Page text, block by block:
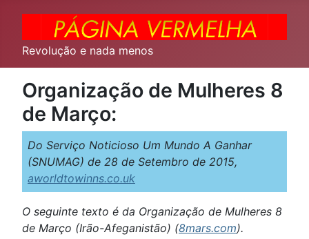
Revolução e nada menos
Organização de Mulheres 8
de Março:
Do Serviço Noticioso Um Mundo A Ganhar
(SNUMAG) de 28 de Setembro de 2015,
aworldtowinns.co.uk
O seguinte texto é da Organização de Mulheres 8
de Março (Irão-Afeganistão) (8mars.com).